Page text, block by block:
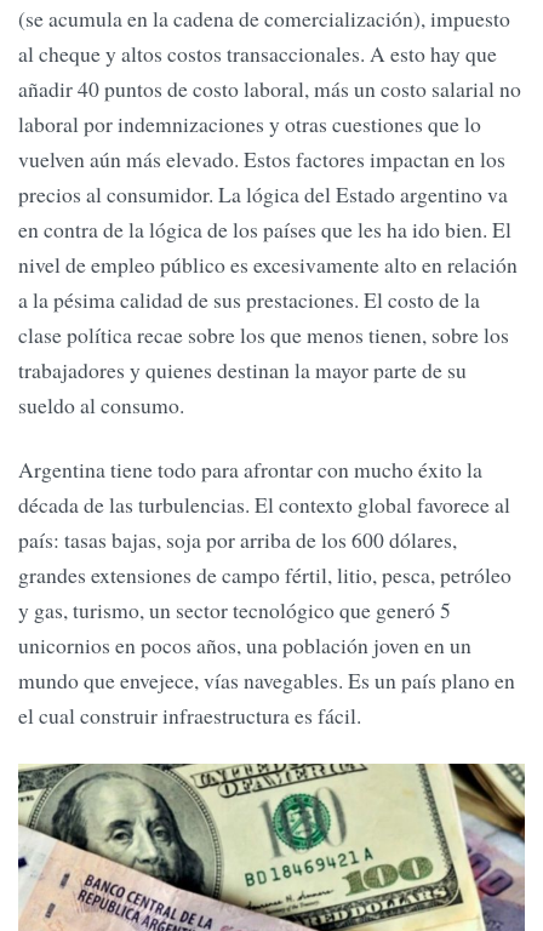
(se acumula en la cadena de comercialización), impuesto
al cheque y altos costos transaccionales. A esto hay que
añadir 40 puntos de costo laboral, más un costo salarial no
laboral por indemnizaciones y otras cuestiones que lo
vuelven aún más elevado. Estos factores impactan en los
precios al consumidor. La lógica del Estado argentino va
en contra de la lógica de los países que les ha ido bien. El
nivel de empleo público es excesivamente alto en relación
a la pésima calidad de sus prestaciones. El costo de la
clase política recae sobre los que menos tienen, sobre los
trabajadores y quienes destinan la mayor parte de su
sueldo al consumo.
Argentina tiene todo para afrontar con mucho éxito la
década de las turbulencias. El contexto global favorece al
país: tasas bajas, soja por arriba de los 600 dólares,
grandes extensiones de campo fértil, litio, pesca, petróleo
y gas, turismo, un sector tecnológico que generó 5
unicornios en pocos años, una población joven en un
mundo que envejece, vías navegables. Es un país plano en
el cual construir infraestructura es fácil.